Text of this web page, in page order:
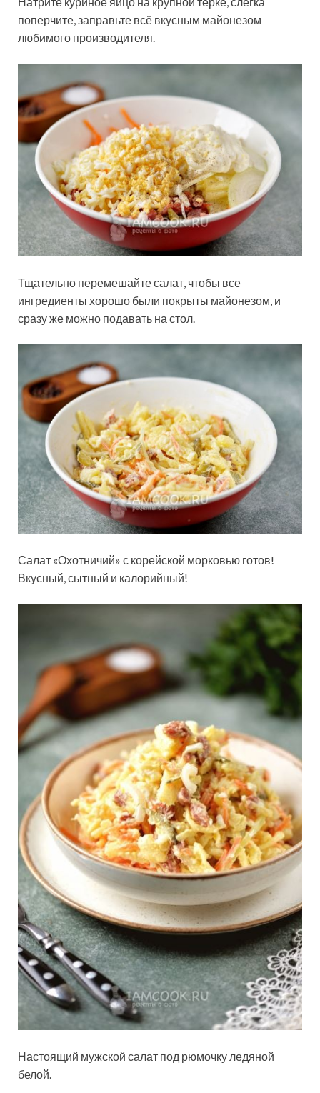
поперчите, заправьте всё вкусным майонезом
любимого производителя.
Тщательно перемешайте салат, чтобы все
ингредиенты хорошо были покрыты майонезом, и
сразу же можно подавать на стол.
Салат «Охотничий» с корейской морковью готов!
Вкусный, сытный и калорийный!
Настоящий мужской салат под рюмочку ледяной
белой.